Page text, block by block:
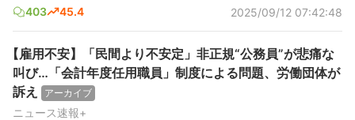
403
45.4 2025/09/12 07:42:48
【雇用不安】「民間より不安定」非正規“公務員”が悲痛な
叫び…「会計年度任用職員」制度による問題、労働団体が
訴え
アーカイブ
ニュース速報+